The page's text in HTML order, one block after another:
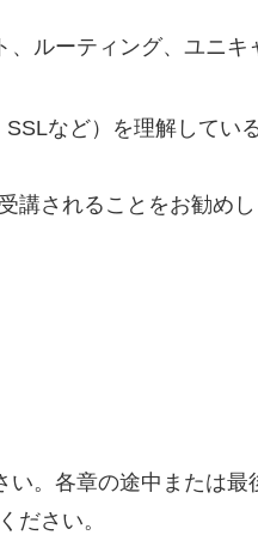
ルーティング、ユニキ
など）を理解してい
講されることをお勧めし
。各章の途中または最
ださい。